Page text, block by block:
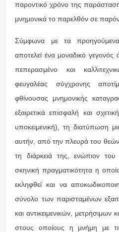
παροντικό χρόνο της
μνημονικά το παρελθόν σε
Σύμφωνα με τα
αποτελεί ένα μοναδικό
πεπερασμένο και
φευγαλέας σύγχρονης
φθίνουσας μνημονικής
εξαιρετικά επισφαλή και
υποκειμενική), τη διατύπωση
αυτήν, από την πλευρά του
τη διάρκειά της, ενώπιον του
σκηνική πραγματικότητα η
εκληφθεί και να
σύνολο των παρισταμένων
και αντικειμενικών,
στους οποίους η μνήμη με